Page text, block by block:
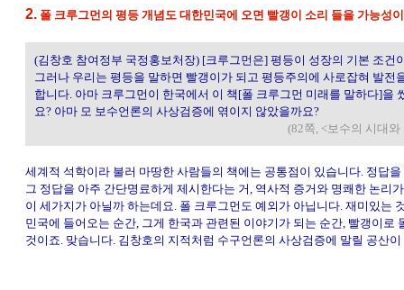
2. 폴 크루그먼의 평등 개념도 대한민국에 오면 빨갱이 소리 들을 가능성
(김창호 참여정부 국정홍보처장) [크루그먼은] 평등이 성장의 기본 조건
그러나 우리는 평등을 말하면 빨갱이가 되고 평등주의에 사로잡혀 발전
합니다. 아마 크루그먼이 한국에서 이 책[폴 크루그먼 미래를 말하다]을
요? 아마 모 보수언론의 사상검증에 엮이지 않았을까요?
(82쪽, <보수의 시대
세계적 석학이라 불러 마땅한 사람들의 책에는 공통점이 있습니다. 정답
그 정답을 아주 간단명료하게 제시한다는 거, 역사적 증거와 명쾌한 논리
이 세가지가 아닐까 하는데요. 폴 크루그먼도 예외가 아닙니다. 재미있는
민국에 들어오는 순간, 그게 한국과 관련된 이야기가 되는 순간, 빨갱이로
것이죠. 맞습니다. 김창호의 지적처럼 수구언론의 사상검증에 말릴 공산이